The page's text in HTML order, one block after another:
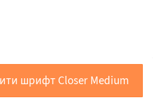
шрифт Closer Medium